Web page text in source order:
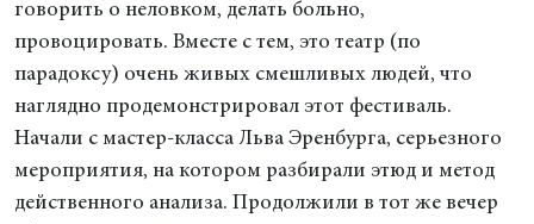
говорить о неловком, делать больно,
провоцировать. Вместе с тем, это театр (по
парадоксу) очень живых смешливых людей, что
наглядно продемонстрировал этот фестиваль.
Начали с мастер-класса Льва Эренбурга, серьезного
мероприятия, на котором разбирали этюд и метод
действенного анализа. Продолжили в тот же вечер